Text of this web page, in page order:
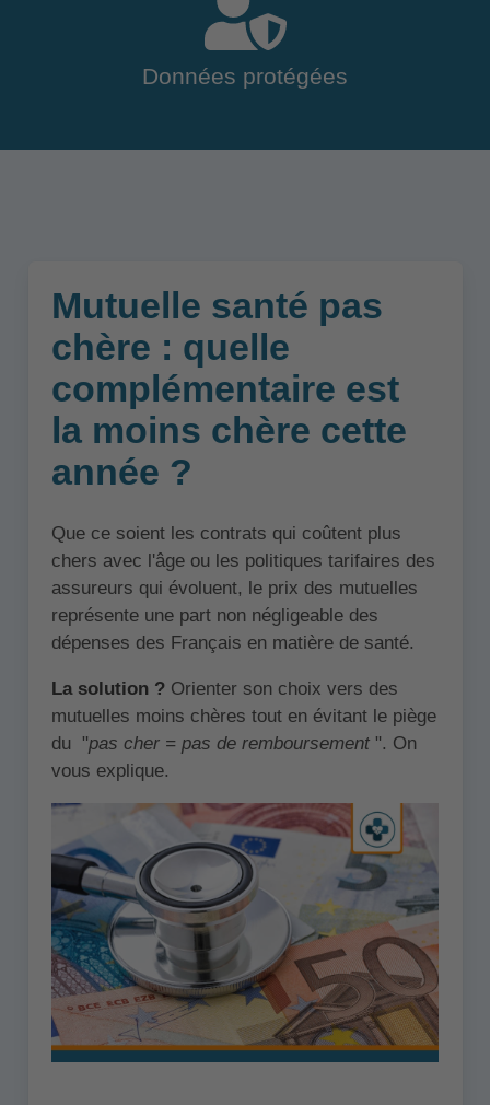
Données protégées
Mutuelle santé pas
chère : quelle
complémentaire est
la moins chère cette
année ?
Que ce soient les contrats qui coûtent plus
chers avec l'âge ou les politiques tarifaires des
assureurs qui évoluent, le prix des mutuelles
représente une part non négligeable des
dépenses des Français en matière de santé.
La solution ?Orienter son choix vers des
mutuelles moins chères tout en évitant le piège
du "pas cher = pas de remboursement". On
vous explique.